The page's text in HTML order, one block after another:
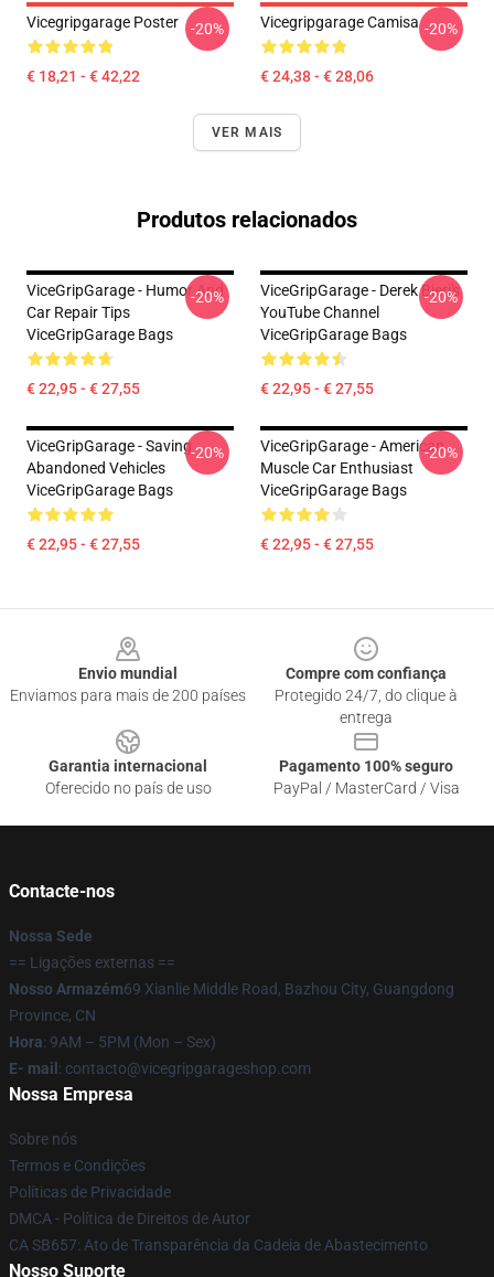
Vicegripgarage Poster
€ 18,21 - € 42,22
-20% Vicegripgarage Camisa
€ 24,38 - € 28,06
-20%
VER MAIS
Produtos relacionados
ViceGripGarage - Humor And
Car Repair Tips
ViceGripGarage Bags
€ 22,95 - € 27,55
-20%
ViceGripGarage - Derek Bieri's
YouTube Channel
ViceGripGarage Bags
€ 22,95 - € 27,55
-20%
ViceGripGarage - Saving
Abandoned Vehicles
ViceGripGarage Bags
€ 22,95 - € 27,55
-20%
ViceGripGarage - American
Muscle Car Enthusiast
ViceGripGarage Bags
€ 22,95 - € 27,55
-20%
Envio mundial
Enviamos para mais de 200 países
Compre com confiança
Protegido 24/7, do clique à
entrega
Garantia internacional
Oferecido no país de uso
Pagamento 100% seguro
PayPal / MasterCard / Visa
Contacte-nos
Nossa Sede
== Ligações externas ==
Nosso Armazém69 Xianlie Middle Road, Bazhou City, Guangdong
Province, CN
Hora: 9AM – 5PM (Mon – Sex)
E- mail : contacto@vicegripgarageshop.com
Nossa Empresa
Sobre nós
Termos e Condições
Políticas de Privacidade
DMCA - Política de Direitos de Autor
CA SB657: Ato de Transparência da Cadeia de Abastecimento
Nosso Suporte